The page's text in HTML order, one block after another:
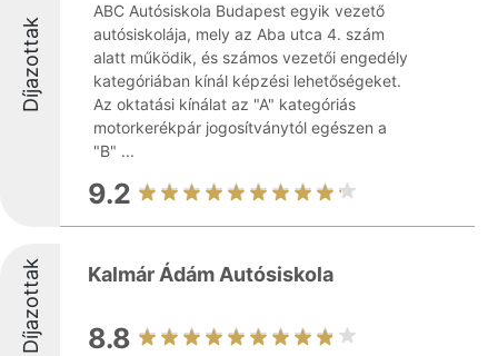
Díjazottak
ABC Autósiskola Budapest egyik vezető
autósiskolája, mely az Aba utca 4. szám
alatt működik, és számos vezetői engedély
kategóriában kínál képzési lehetőségeket.
Az oktatási kínálat az "A" kategóriás
motorkerékpár jogosítványtól egészen a
"B" ...
9.2
Díjazottak Kalmár Ádám Autósiskola
8.8